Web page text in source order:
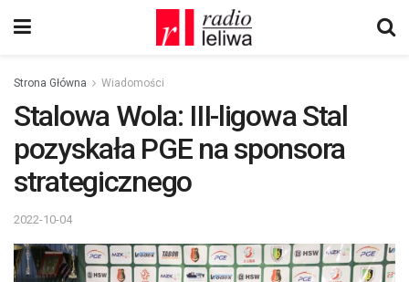
Strona Główna Wiadomości
Stalowa Wola: III-ligowa Stal
pozyskała PGE na sponsora
strategicznego
2022-10-04